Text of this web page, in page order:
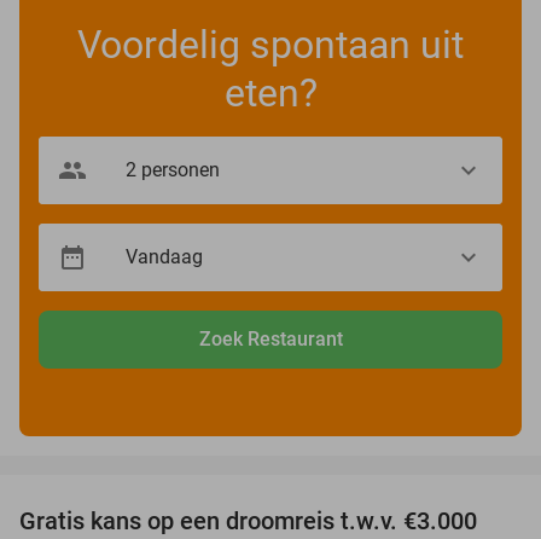
Voordelig spontaan uit
eten?
Zoek Restaurant
Gratis kans op een droomreis t.w.v. €3.000